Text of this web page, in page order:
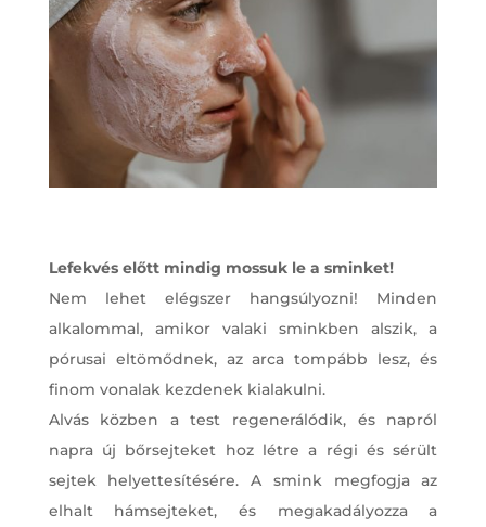
Lefekvés előtt mindig mossuk le a sminket!
Nem lehet elégszer hangsúlyozni! Minden
alkalommal, amikor valaki sminkben alszik, a
pórusai eltömődnek, az arca tompább lesz, és
finom vonalak kezdenek kialakulni.
Alvás közben a test regenerálódik, és napról
napra új bőrsejteket hoz létre a régi és sérült
sejtek helyettesítésére. A smink megfogja az
elhalt hámsejteket, és megakadályozza a